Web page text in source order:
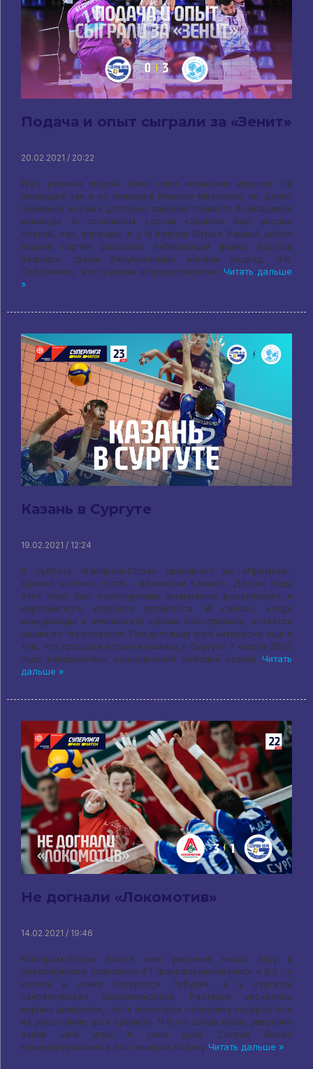
Подача и опыт сыграли за «Зенит»
20.02.2021 / 20:22
Игру решила подача плюс опыт казанских игроков. На
площадке так и не появился Максим Михайлов, но Денис
Земченок весьма достойно заменил главного бомбардира
команды. В остальном состав «Зенита» был вполне
боевой, как, впрочем, и у «Газпром-Югры». Равный дебют
первой партии разорвал набирающий форму Бартош
Беднорж тремя безупречными эйсами подряд, 4:8.
Собственно, этот разрыв и предопределил Читать дальше
»
Казань в Сургуте
19.02.2021 / 12:24
В субботу «Газпром-Югра» принимает на «Премьер-
Арене» особого гостя – казанский «Зенит». Долгие годы
этот клуб был неоспоримым флагманом российского и
европейского клубного волейбола. И сейчас, когда
конкуренция в чемпионате страны обострилась, остается
одним из тяжеловесов. Предстоящая игра интересна еще и
тем, что прошлая встреча команд в Сургуте 7 марта 2020
года завершилась сенсационной победой хозяев Читать
дальше »
Не догнали «Локомотив»
14.02.2021 / 19:46
«Газпром-Югра» более чем уверенно начал игру в
Новосибирске: стартовые 4:1 трансформировались в 8:2 – у
хозяев в атаке потерялся Лубурич, а у сургутян
свирепствовал Шахбанмирзаев. Растеряв несколько
верных доигровок, гости позволили сопернику подкрасться
на расстояние трех брейков, 11:8, но затем вновь уверенно
взяли нити игры в свои руки. Сыграв более
концентрированно и зло, выиграв подачу Читать дальше »